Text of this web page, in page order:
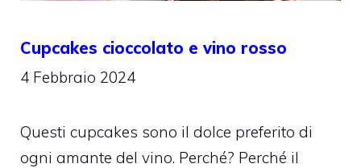
Cupcakes cioccolato e vino rosso
4 Febbraio 2024
Questi cupcakes sono il dolce preferito di
ogni amante del vino. Perché? Perché il